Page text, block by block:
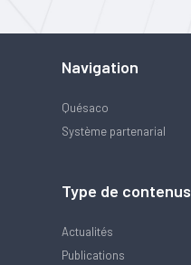
Navigation
Quésaco
Système partenarial
Type de contenus
Actualités
Publications